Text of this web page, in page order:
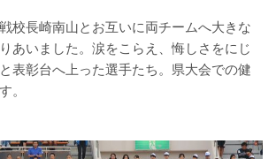
校長崎南山とお互いに両チームへ大きな
あいました。涙をこらえ、悔しさをにじ
表彰台へ上った選手たち。県大会での健
。